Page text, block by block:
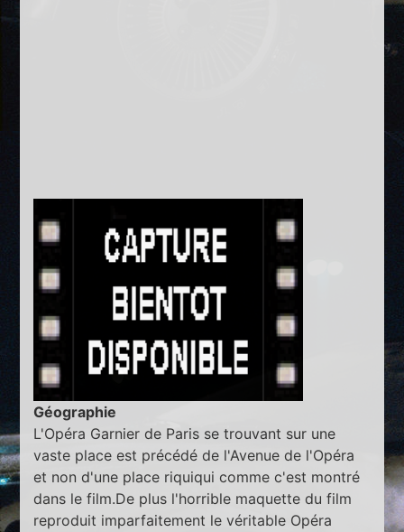
Géographie
L'Opéra Garnier de Paris se trouvant sur une
vaste place est précédé de l'Avenue de l'Opéra
et non d'une place riquiqui comme c'est montré
dans le film.De plus l'horrible maquette du film
reproduit imparfaitement le véritable Opéra